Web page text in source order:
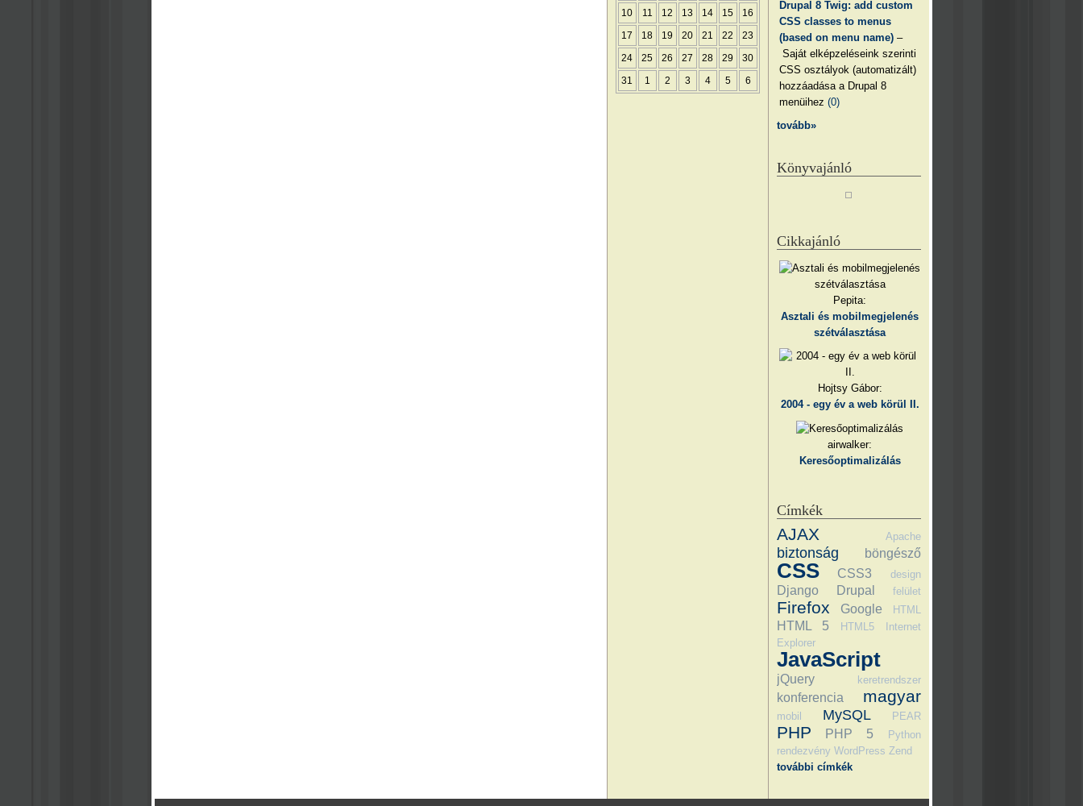
Drupal 8 Twig: add custom
CSS classes to menus
(based on menu name) –
Saját elképzeléseink szerinti
CSS osztályok (automatizált)
hozzáadása a Drupal 8
menüihez(0)
tovább»
Könyvajánló
Cikkajánló
Pepita:
Asztali és mobilmegjelenés
szétválasztása
Hojtsy Gábor:
2004 - egy év a web körül II.
airwalker:
Keresőoptimalizálás
Címkék
AJAX Apache
biztonság böngésző
CSS CSS3 design
Django Drupal felület
Firefox Google HTML
HTML 5 HTML5
Internet
Explorer
JavaScript
jQuery keretrendszer
konferencia magyar
mobil MySQL PEAR
PHP PHP 5
Python
rendezvény WordPress Zend
további címkék
10 11 12 13 14 15 16
17 18 19 20 21 22 23
24 25 26 27 28 29 30
31 1 2 3 4 5 6